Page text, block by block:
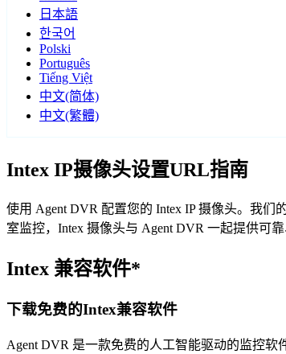
日本語
한국어
Polski
Português
Tiếng Việt
中文(简体)
中文(繁體)
Intex IP摄像头设置URL指南
使用 Agent DVR 配置您的 Intex IP 摄像头。我
室监控，Intex 摄像头与 Agent DVR 一起提供可靠
Intex 兼容软件*
下载免费的Intex兼容软件
Agent DVR 是一款免费的人工智能驱动的监控